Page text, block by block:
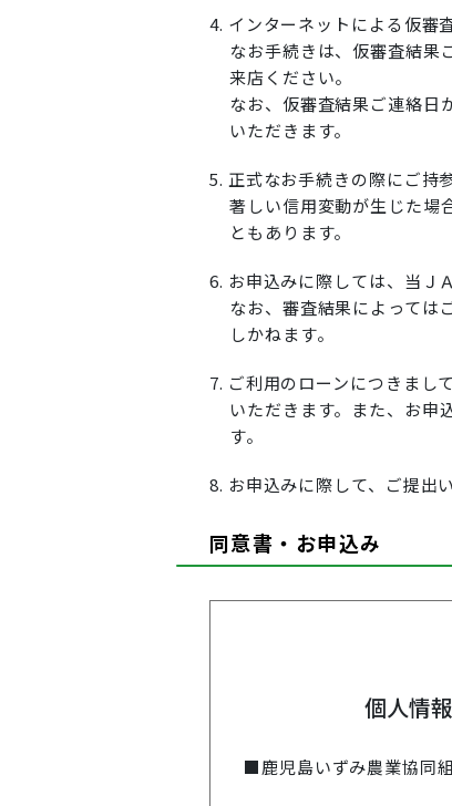
4. インターネットによる仮審
なお手続きは、仮審査結果
来店ください。
なお、仮審査結果ご連絡日
いただきます。
5. 正式なお手続きの際にご持
著しい信用変動が生じた場
ともあります。
6. お申込みに際しては、当Ｊ
なお、審査結果によっては
しかねます。
7. ご利用のローンにつきまし
いただきます。また、お申
す。
8. お申込みに際して、ご提出
同意書・お申込み
個人情
■鹿児島いずみ農業協同